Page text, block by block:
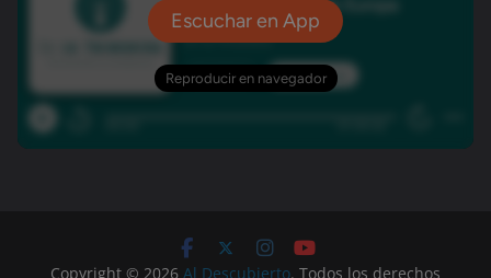
Copyright © 2026 Al Descubierto. Todos los derechos